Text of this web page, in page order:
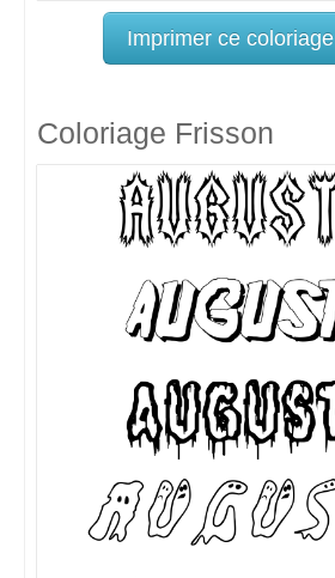
Imprimer ce coloriage
Coloriage Frisson